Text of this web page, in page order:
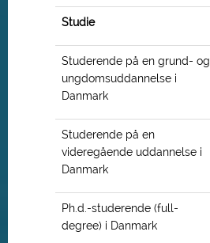
Studie
Studerende på en grund- og
ungdomsuddannelse i
Danmark
Studerende på en
videregående uddannelse i
Danmark
Ph.d.-studerende (full-
degree) i Danmark